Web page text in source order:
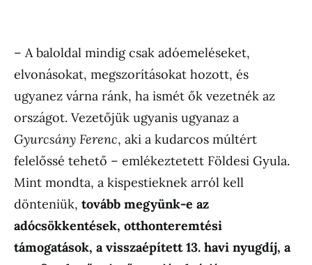
– A baloldal mindig csak adóemeléseket,
elvonásokat, megszorításokat hozott, és
ugyanez várna ránk, ha ismét ők vezetnék az
országot. Vezetőjük ugyanis ugyanaz a
Gyurcsány Ferenc, aki a kudarcos múltért
felelőssé tehető – emlékeztetett Földesi Gyula.
Mint mondta, a kispestieknek arról kell
dönteniük, tovább megyünk-e az
adócsökkentések, otthonteremtési
támogatások, a visszaépített 13. havi nyugdíj, a